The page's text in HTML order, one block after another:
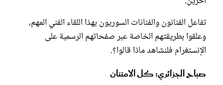
تفاعل الفنانون والفنانات السوريون بهذا اللقاء الفني المهم،
وعلقوا بطريقتهم الخاصة عبر صفحاتهم الرسمية على
الإنستغرام فلنشاهد ماذا قالوا؟.
صباح الجزائري: كل الامتنان